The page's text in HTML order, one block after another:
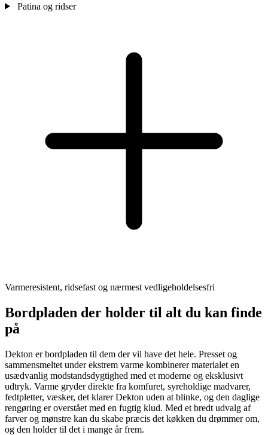
Patina og ridser
Varmeresistent, ridsefast og nærmest vedligeholdelsesfri
Bordpladen der holder til alt du kan finde
på
Dekton er bordpladen til dem der vil have det hele. Presset og
sammensmeltet under ekstrem varme kombinerer materialet en
usædvanlig modstandsdygtighed med et moderne og eksklusivt
udtryk. Varme gryder direkte fra komfuret, syreholdige madvarer,
fedtpletter, væsker, det klarer Dekton uden at blinke, og den daglige
rengøring er overstået med en fugtig klud. Med et bredt udvalg af
farver og mønstre kan du skabe præcis det køkken du drømmer om,
og den holder til det i mange år frem.